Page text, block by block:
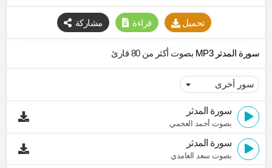
تحميل قراءة مشاركة
سورة المدثر MP3 بصوت أكثر من 80 قارئ
سورة المدثر
بصوت أحمد العجمي
سورة المدثر
بصوت سعد الغامدي